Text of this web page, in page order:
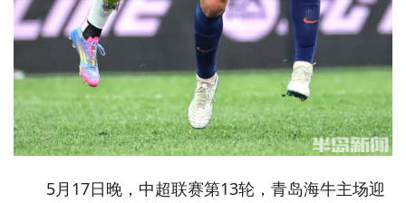
5月17日晚，中超联赛第13轮，青岛海牛主场迎